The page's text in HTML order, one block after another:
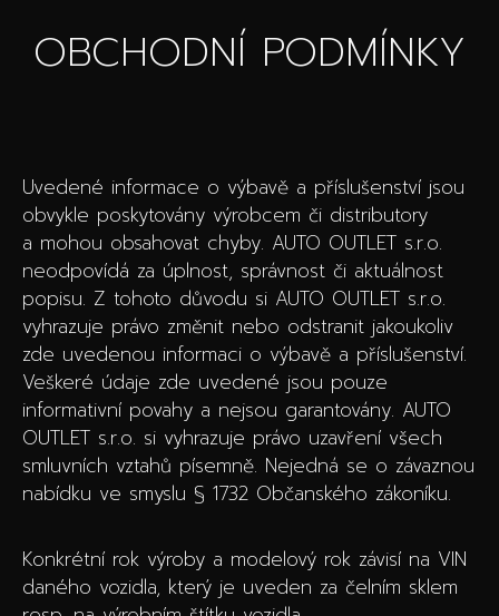
OBCHODNÍ PODMÍNKY
Uvedené informace o výbavě a příslušenství jsou
obvykle poskytovány výrobcem či distributory
a mohou obsahovat chyby. AUTO OUTLET s.r.o.
neodpovídá za úplnost, správnost či aktuálnost
popisu. Z tohoto důvodu si AUTO OUTLET s.r.o.
vyhrazuje právo změnit nebo odstranit jakoukoliv
zde uvedenou informaci o výbavě a příslušenství.
Veškeré údaje zde uvedené jsou pouze
informativní povahy a nejsou garantovány. AUTO
OUTLET s.r.o. si vyhrazuje právo uzavření všech
smluvních vztahů písemně. Nejedná se o závaznou
nabídku ve smyslu § 1732 Občanského zákoníku.
Konkrétní rok výroby a modelový rok závisí na VIN
daného vozidla, který je uveden za čelním sklem